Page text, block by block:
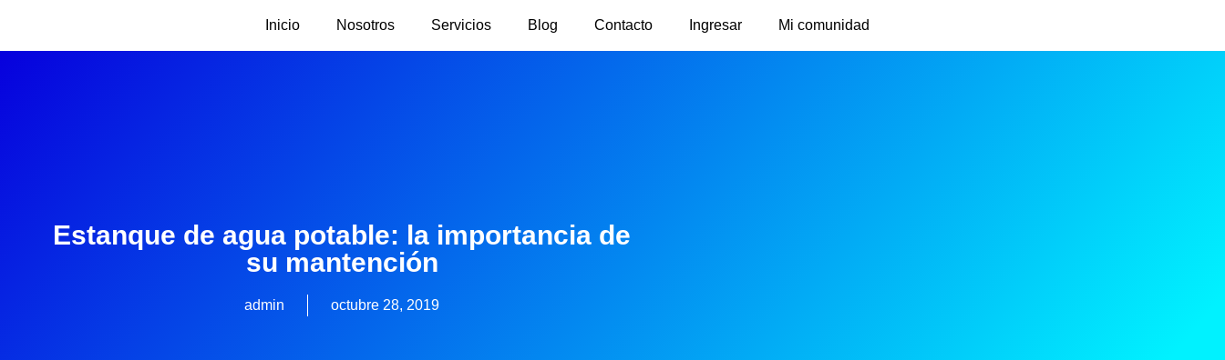
Inicio Nosotros Servicios Blog Contacto Ingresar Mi comunidad
Estanque de agua potable: la importancia de
su mantención
admin octubre 28, 2019